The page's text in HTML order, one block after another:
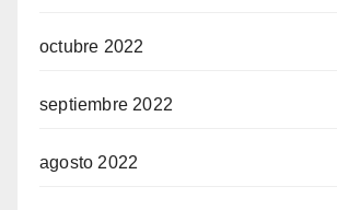
octubre 2022
septiembre 2022
agosto 2022